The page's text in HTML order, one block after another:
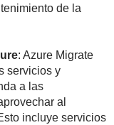
de la
: Azure Migrate
servicios y
a las
al
incluye servicios